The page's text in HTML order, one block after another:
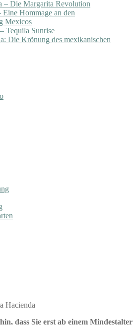
– Die Margarita Revolution
Hommage an den
Mexicos
Tequila Sunrise
Die Krönung des mexikanischen
Hacienda
dass Sie erst ab einem Mindestalter